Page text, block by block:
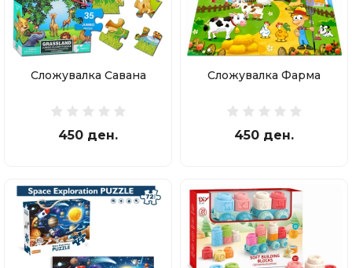
Сложувалка Савана
450 ден.
Сложувалка Фарма
450 ден.